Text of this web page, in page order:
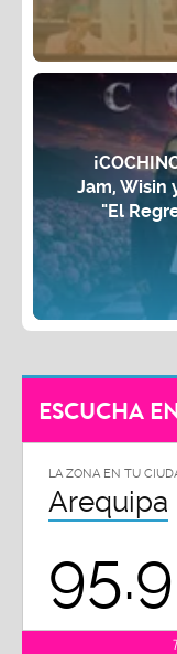
Jam, Wisin
"El
ESCUCHA
LA ZONA EN TU
Arequipa
95.9